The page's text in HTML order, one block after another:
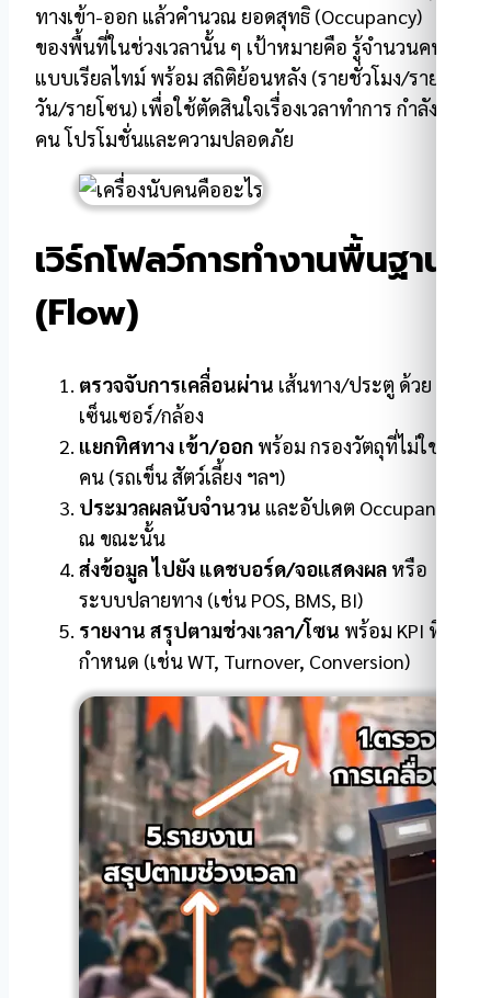
ทางเข้า-ออก แล้วคำนวณ ยอดสุทธิ (Occupancy)
ของพื้นที่ในช่วงเวลานั้น ๆ เป้าหมายคือ รู้จำนวนคน
แบบเรียลไทม์ พร้อม สถิติย้อนหลัง (รายชั่วโมง/ราย
วัน/รายโซน) เพื่อใช้ตัดสินใจเรื่องเวลาทำการ กำลัง
คน โปรโมชั่นและความปลอดภัย
เวิร์กโฟลว์การทำงานพื้นฐาน
(Flow)
ตรวจจับการเคลื่อนผ่าน เส้นทาง/ประตู ด้วย
เซ็นเซอร์/กล้อง
แยกทิศทาง เข้า/ออก พร้อม กรองวัตถุที่ไม่ใช่
คน (รถเข็น สัตว์เลี้ยง ฯลฯ)
ประมวลผลนับจำนวน และอัปเดต Occupancy
ณ ขณะนั้น
ส่งข้อมูล ไปยัง แดชบอร์ด/จอแสดงผล หรือ
ระบบปลายทาง (เช่น POS, BMS, BI)
รายงาน สรุปตามช่วงเวลา/โซน พร้อม KPI ที่
กำหนด (เช่น WT, Turnover, Conversion)